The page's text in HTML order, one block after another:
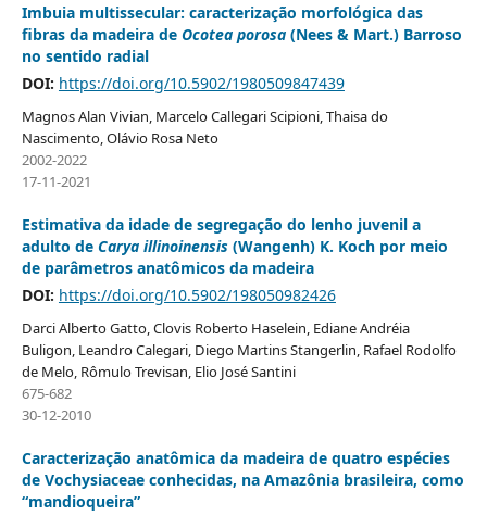
Imbuia multissecular: caracterização morfológica das
fibras da madeira de Ocotea porosa(Nees & Mart.) Barroso
no sentido radial
DOI: https://doi.org/10.5902/1980509847439
Magnos Alan Vivian, Marcelo Callegari Scipioni, Thaisa do
Nascimento, Olávio Rosa Neto
2002-2022
17-11-2021
Estimativa da idade de segregação do lenho juvenil a
adulto de Carya illinoinensis(Wangenh) K. Koch por meio
de parâmetros anatômicos da madeira
DOI: https://doi.org/10.5902/198050982426
Darci Alberto Gatto, Clovis Roberto Haselein, Ediane Andréia
Buligon, Leandro Calegari, Diego Martins Stangerlin, Rafael Rodolfo
de Melo, Rômulo Trevisan, Elio José Santini
675-682
30-12-2010
Caracterização anatômica da madeira de quatro espécies
de Vochysiaceae conhecidas, na Amazônia brasileira, como
“mandioqueira”